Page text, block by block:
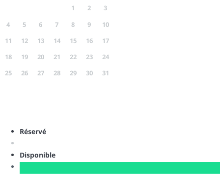
1 2
3
4
5 6 7 8 9
10
11
12 13 14 15 16
17
18
19 20 21 22 23
24
25
26 27 28 29 30 31
Réservé
Disponible